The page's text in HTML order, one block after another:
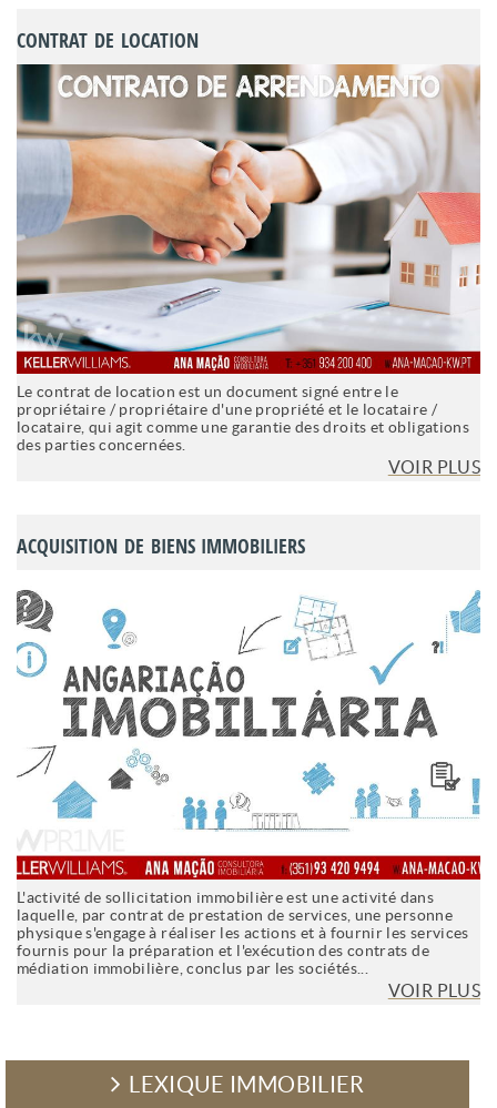
CONTRAT DE LOCATION
Le contrat de location est un document signé entre le
propriétaire / propriétaire d'une propriété et le locataire /
locataire, qui agit comme une garantie des droits et obligations
des parties concernées.
VOIR PLUS
ACQUISITION DE BIENS IMMOBILIERS
L'activité de sollicitation immobilière est une activité dans
laquelle, par contrat de prestation de services, une personne
physique s'engage à réaliser les actions et à fournir les services
fournis pour la préparation et l'exécution des contrats de
médiation immobilière, conclus par les sociétés...
VOIR PLUS
LEXIQUE IMMOBILIER